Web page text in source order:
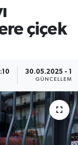
çiçek
30.05.2025 -
GÜNCELLEME